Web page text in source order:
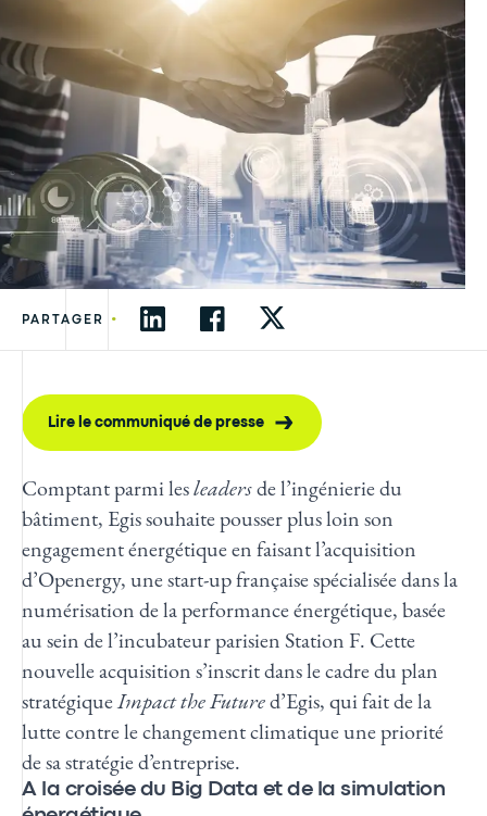
PARTAGER •
Lire le communiqué de presse
Comptant parmi lesleadersde l’ingénierie du
bâtiment, Egis souhaite pousser plus loin son
engagement énergétique en faisant l’acquisition
d’Openergy, une start-up française spécialisée dans la
numérisation de la performance énergétique, basée
au sein de l’incubateur parisien Station F. Cette
nouvelle acquisition s’inscrit dans le cadre du plan
stratégiqueImpact the Futured’Egis, qui fait de la
lutte contre le changement climatique une priorité
de sa stratégie d’entreprise.
A la croisée du Big Data et de la simulation